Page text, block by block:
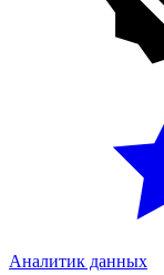
Аналитик данных